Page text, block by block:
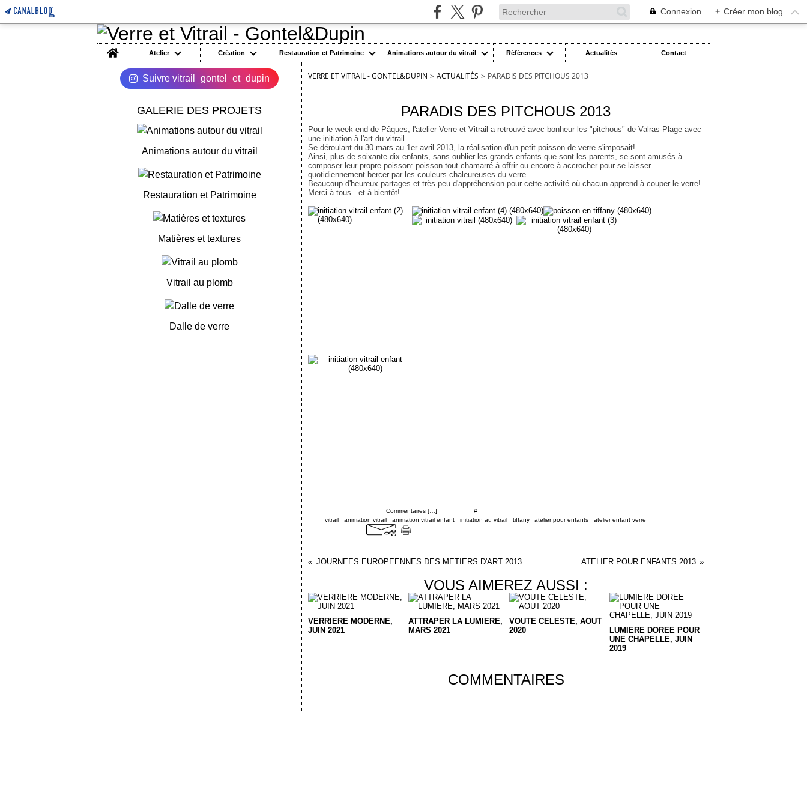
Connexion + Créer mon blog
Home
Atelier Création Restauration et Patrimoine Animations autour du vitrail Références Actualités Contact
Suivre vitrail_gontel_et_dupin
GALERIE DES PROJETS
Animations autour du vitrail
Restauration et Patrimoine
Matières et textures
Vitrail au plomb
Dalle de verre
VERRE ET VITRAIL - GONTEL&DUPIN > ACTUALITÉS > PARADIS DES PITCHOUS 2013
PARADIS DES PITCHOUS 2013
Pour le week-end de Pâques, l'atelier Verre et Vitrail a retrouvé avec bonheur les "pitchous" de Valras-Plage avec
une initiation à l'art du vitrail.
Se déroulant du 30 mars au 1er avril 2013, la réalisation d'un petit poisson de verre s'imposait!
Ainsi, plus de soixante-dix enfants, sans oublier les grands enfants que sont les parents, se sont amusés à
composer leur propre poisson: poisson tout chamarré à offrir ou encore à accrocher pour se laisser
quotidiennement bercer par les couleurs chaleureuses du verre.
Beaucoup d'heureux partages et très peu d'appréhension pour cette activité où chacun apprend à couper le verre!
Merci à tous...et à bientôt!
Commentaires [ ] #
vitrail animation vitrail animation vitrail enfant initiation au vitrail tiffany, atelier pour enfants atelier enfant verre
JOURNEES EUROPEENNES DES METIERS D'ART 2013 ATELIER POUR ENFANTS 2013
VOUS AIMEREZ AUSSI :
VERRIERE MODERNE,
JUIN 2021
ATTRAPER LA LUMIERE,
MARS 2021
VOUTE CELESTE, AOUT
2020
LUMIERE DOREE POUR
UNE CHAPELLE, JUIN
2019
COMMENTAIRES